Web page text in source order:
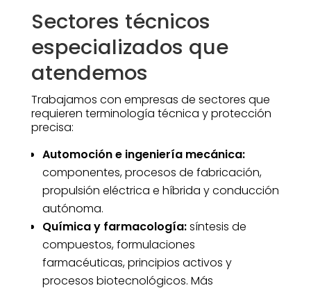
Sectores técnicos
especializados que
atendemos
Trabajamos con empresas de sectores que
requieren terminología técnica y protección
precisa:
Automoción e ingeniería mecánica:
componentes, procesos de fabricación,
propulsión eléctrica e híbrida y conducción
autónoma.
Química y farmacología:síntesis de
compuestos, formulaciones
farmacéuticas, principios activos y
procesos biotecnológicos. Más